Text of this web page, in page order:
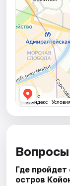
Где
остров